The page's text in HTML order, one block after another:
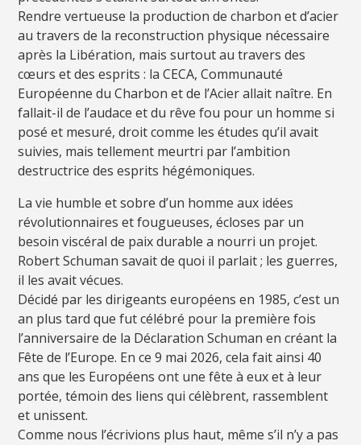
Rendre vertueuse la production de charbon et d’acier
au travers de la reconstruction physique nécessaire
après la Libération, mais surtout au travers des
cœurs et des esprits : la CECA, Communauté
Européenne du Charbon et de l’Acier allait naître. En
fallait-il de l’audace et du rêve fou pour un homme si
posé et mesuré, droit comme les études qu’il avait
suivies, mais tellement meurtri par l’ambition
destructrice des esprits hégémoniques.
La vie humble et sobre d’un homme aux idées
révolutionnaires et fougueuses, écloses par un
besoin viscéral de paix durable a nourri un projet.
Robert Schuman savait de quoi il parlait ; les guerres,
il les avait vécues.
Décidé par les dirigeants européens en 1985, c’est un
an plus tard que fut célébré pour la première fois
l’anniversaire de la Déclaration Schuman en créant la
Fête de l’Europe. En ce 9 mai 2026, cela fait ainsi 40
ans que les Européens ont une fête à eux et à leur
portée, témoin des liens qui célèbrent, rassemblent
et unissent.
Comme nous l’écrivions plus haut, même s’il n’y a pas